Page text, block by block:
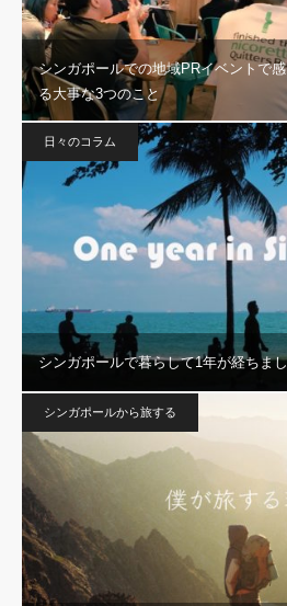
シンガポールでの地域PRイベントで
る大事な3つのこと
日々のコラム
シンガポールで暮らして1年が経ちま
シンガポールから旅する